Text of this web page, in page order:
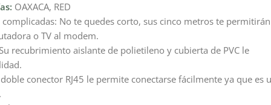
OAXACA, RED
No te quedes corto, sus cinco metros te permitirán
o TV al modem.
recubrimiento aislante de polietileno y cubierta de PVC le
conector RJ45 le permite conectarse fácilmente ya que es